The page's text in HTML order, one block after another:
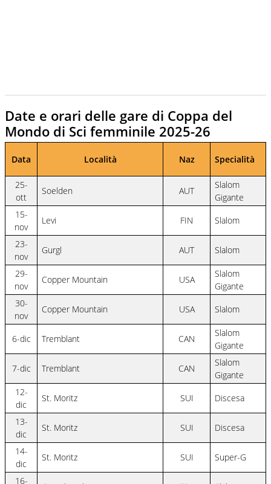
Date e orari delle gare di Coppa del
Mondo di Sci femminile 2025-26
Data Località Naz Specialità
25-
ott
Soelden AUT
Slalom
Gigante
15-
nov
Levi FIN Slalom
23-
nov
Gurgl AUT Slalom
29-
nov
Copper Mountain USA
Slalom
Gigante
30-
nov
Copper Mountain USA Slalom
6-dic Tremblant CAN
Slalom
Gigante
7-dic
Tremblant CAN
Slalom
Gigante
12-
dic
St. Moritz SUI Discesa
13-
dic
St. Moritz SUI Discesa
14-
dic
St. Moritz SUI Super-G
16-